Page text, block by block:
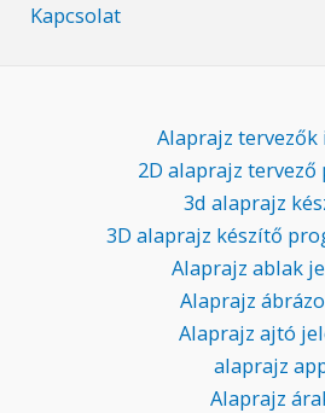
Kapcsolat
Alaprajz tervezők
2D alaprajz
3d alaprajz
3D alaprajz készítő
Alaprajz ablak
Alaprajz
Alaprajz ajtó
alaprajz
Alaprajz